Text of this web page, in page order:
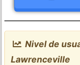
Nivel de
Lawrenceville